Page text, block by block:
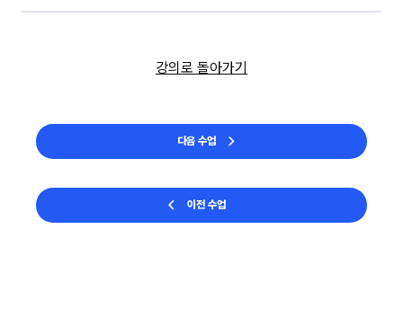
이전 수업
강의로 돌아가기
다음 수업